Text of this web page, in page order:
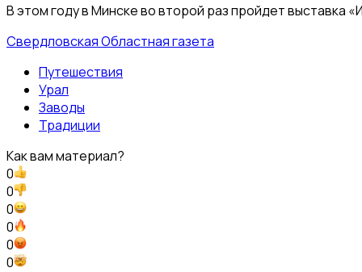
В этом году в Минске во второй раз пройдет
Свердловская Областная газета
Путешествия
Урал
Заводы
Традиции
Как вам материал?
0
0
0
0
0
0